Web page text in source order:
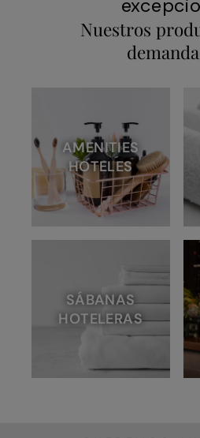
Nuestros
AMENITIES
HOTELES
SÁBANAS
HOTELERAS